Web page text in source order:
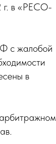
г. в «РЕСО-
с жалобой
в